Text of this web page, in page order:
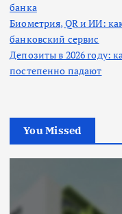
банка
Биометрия, QR и ИИ:
банковский сервис
Депозиты в 2026 году:
постепенно падают
You Missed